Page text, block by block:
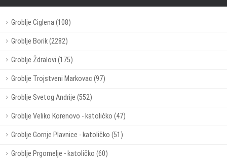
Groblje Ciglena (108)
Groblje Borik (2282)
Groblje Ždralovi (175)
Groblje Trojstveni Markovac (97)
Groblje Svetog Andrije (552)
Groblje Veliko Korenovo - katoličko (47)
Groblje Gornje Plavnice - katoličko (51)
Groblje Prgomelje - katoličko (60)